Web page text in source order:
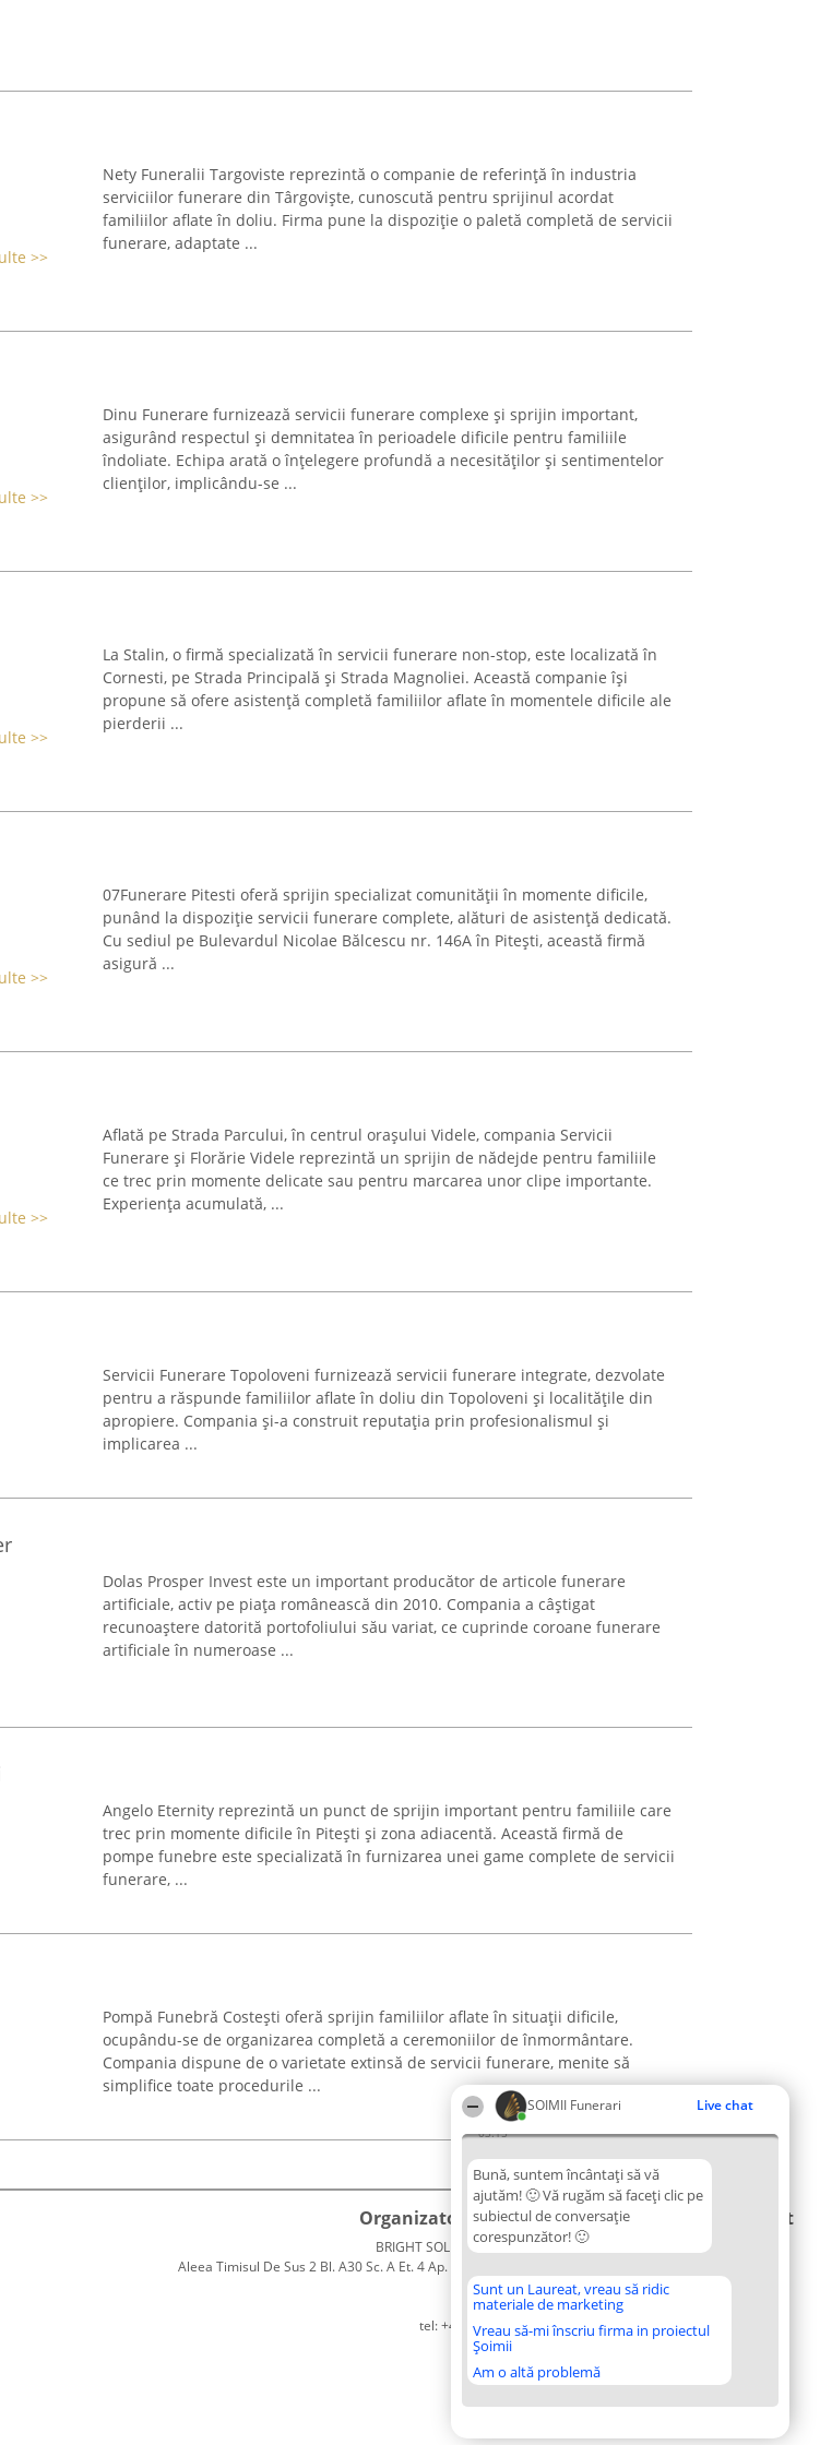
SOIMII Funerari Live chat
03:15
Bună, suntem încântați să vă
ajutăm! 🙂 Vă rugăm să faceți clic pe
subiectul de conversație
corespunzător! 🙂
Sunt un Laureat, vreau să ridic
materiale de marketing
Vreau să-mi înscriu firma in proiectul
Șoimii
Am o altă problemă
>>
Nety Funeralii Targoviste reprezintă o companie de referință în industria
serviciilor funerare din Târgoviște, cunoscută pentru sprijinul acordat
familiilor aflate în doliu. Firma pune la dispoziție o paletă completă de servicii
funerare, adaptate ...
>>
Dinu Funerare furnizează servicii funerare complexe și sprijin important,
asigurând respectul și demnitatea în perioadele dificile pentru familiile
îndoliate. Echipa arată o înțelegere profundă a necesităților și sentimentelor
clienților, implicându-se ...
>>
La Stalin, o firmă specializată în servicii funerare non-stop, este localizată în
Cornesti, pe Strada Principală și Strada Magnoliei. Această companie își
propune să ofere asistență completă familiilor aflate în momentele dificile ale
pierderii ...
>>
07Funerare Pitesti oferă sprijin specializat comunității în momente dificile,
punând la dispoziție servicii funerare complete, alături de asistență dedicată.
Cu sediul pe Bulevardul Nicolae Bălcescu nr. 146A în Pitești, această firmă
asigură ...
>>
Aflată pe Strada Parcului, în centrul orașului Videle, compania Servicii
Funerare și Florărie Videle reprezintă un sprijin de nădejde pentru familiile
ce trec prin momente delicate sau pentru marcarea unor clipe importante.
Experiența acumulată, ...
Servicii Funerare Topoloveni furnizează servicii funerare integrate, dezvolate
pentru a răspunde familiilor aflate în doliu din Topoloveni și localitățile din
apropiere. Compania și-a construit reputația prin profesionalismul și
implicarea ...
Dolas Prosper Invest este un important producător de articole funerare
artificiale, activ pe piața românească din 2010. Compania a câștigat
recunoaștere datorită portofoliului său variat, ce cuprinde coroane funerare
artificiale în numeroase ...
Angelo Eternity reprezintă un punct de sprijin important pentru familiile care
trec prin momente dificile în Pitești și zona adiacentă. Această firmă de
pompe funebre este specializată în furnizarea unei game complete de servicii
funerare, ...
Pompă Funebră Costești oferă sprijin familiilor aflate în situații dificile,
ocupându-se de organizarea completă a ceremoniilor de înmormântare.
Compania dispune de o varietate extinsă de servicii funerare, menite să
simplifice toate procedurile ...
Organizator Ranking
BRIGHT SOLUTIONS BR SRL
Aleea Timisul De Sus 2 Bl. A30 Sc. A Et. 4 Ap. 13 Cod 061952
București
CUI 36737675
tel: +40 770 990 492
Plebiscyt
Tuturor
Laureaților
Reguli
confidențialitate
Contact